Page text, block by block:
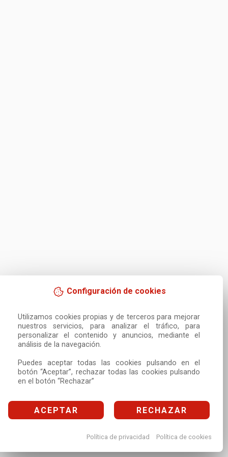
Configuración de cookies
Utilizamos cookies propias y de terceros para mejorar
nuestros servicios, para analizar el tráfico, para
personalizar el contenido y anuncios, mediante el
análisis de la navegación.
Puedes aceptar todas las cookies pulsando en el
botón “Aceptar”, rechazar todas las cookies pulsando
en el botón “Rechazar”
ACEPTAR RECHAZAR
Política de privacidad Política de cookies